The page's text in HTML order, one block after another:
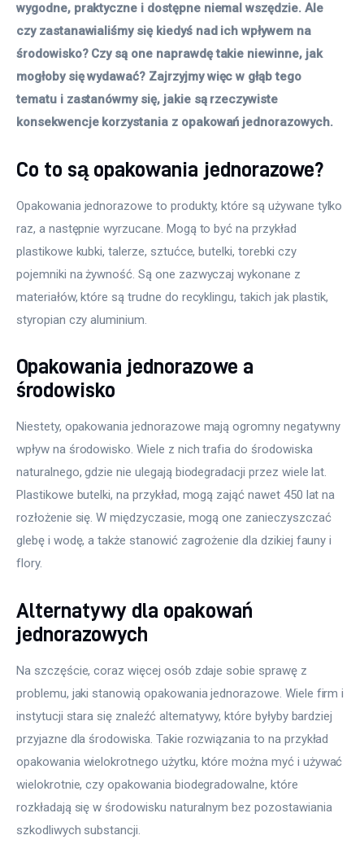
wygodne, praktyczne i dostępne niemal wszędzie. Ale
czy zastanawialiśmy się kiedyś nad ich wpływem na
środowisko? Czy są one naprawdę takie niewinne, jak
mogłoby się wydawać? Zajrzyjmy więc w głąb tego
tematu i zastanówmy się, jakie są rzeczywiste
konsekwencje korzystania z opakowań jednorazowych.
Co to są opakowania jednorazowe?
Opakowania jednorazowe to produkty, które są używane tylko
raz, a następnie wyrzucane. Mogą to być na przykład
plastikowe kubki, talerze, sztućce, butelki, torebki czy
pojemniki na żywność. Są one zazwyczaj wykonane z
materiałów, które są trudne do recyklingu, takich jak plastik,
styropian czy aluminium.
Opakowania jednorazowe a
środowisko
Niestety, opakowania jednorazowe mają ogromny negatywny
wpływ na środowisko. Wiele z nich trafia do środowiska
naturalnego, gdzie nie ulegają biodegradacji przez wiele lat.
Plastikowe butelki, na przykład, mogą zająć nawet 450 lat na
rozłożenie się. W międzyczasie, mogą one zanieczyszczać
glebę i wodę, a także stanowić zagrożenie dla dzikiej fauny i
flory.
Alternatywy dla opakowań
jednorazowych
Na szczęście, coraz więcej osób zdaje sobie sprawę z
problemu, jaki stanowią opakowania jednorazowe. Wiele firm i
instytucji stara się znaleźć alternatywy, które byłyby bardziej
przyjazne dla środowiska. Takie rozwiązania to na przykład
opakowania wielokrotnego użytku, które można myć i używać
wielokrotnie, czy opakowania biodegradowalne, które
rozkładają się w środowisku naturalnym bez pozostawiania
szkodliwych substancji.